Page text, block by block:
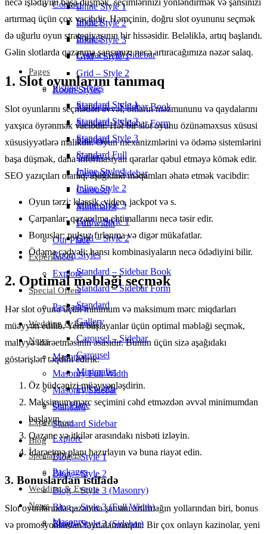
Inline Style 1
Inline Style 2
Inline Style 3
Grid – Style 1
Grid – Style 2
Room Styles
Standard – Sidebar Book
Standard – Sidebar Form
Standard
Gallery
Carousel – Sidebar
Carousel
Minimalist
Full width
Our Place
Experiences
Explore
Special Offers
Packages
Wedding & Events
News
Masonry
Masonry Full Width
Masonry Sidebar
Standard
Standard Sidebar
Blog
Blog – Style 1
Blog – Style 2
Blog – Style 3 (Masonry)
Blog – Style 3 (Full Width)
Blog – Style 3 (Sidebar)
Contact
Style 1
Style 2
Contact with Sidebar
Pages
Listing Styles
Standard Style 1
Standard Style 2
Standard Style 3
Standard Full
Inline Style 1
Inline Style 2
Inline Style 3
Grid – Style 1
Grid – Style 2
Room Styles
Standard – Sidebar Book
Standard – Sidebar Form
Standard
Gallery
Carousel – Sidebar
Carousel
Minimalist
Full width
Our Place
Experiences
Explore
Special Offers
Packages
Wedding & Events
News
Masonry
artırmaq üçün çox vacibdir. Həmçinin, doğru slot oyununu seçmək
də uğurlu oyun strategiyasının bir hissəsidir. Beləliklə, artıq başlandı.
Gəlin slotlarda qazanma şansımızı necə artıracağımıza nəzər salaq.
1. Slot oyunlarını tanımaq
Slot oyunlarını seçmədən əvvəl, onların məzmununu və qaydalarını
yaxşıca öyrənmək vacibdir. Hər bir slot oyunu özünəməxsus xüsusi
xüsusiyyətlərə malikdir. Oyun mexanizmlərini və ödəmə sistemlərini
başa düşmək, daha informasiyalı qərarlar qəbul etməyə kömək edir.
SEO yazıçıları olaraq, aşağıdakı məqamları əhatə etmək vacibdir:
Oyun tərzi: klassik, video, jackpot və s.
Çarpanlar: qazanılma ehtimallarını necə təsir edir.
Bonuslar: pulsuz fırlanma və digər mükafatlar.
Ödəmə cədvəli: hansı kombinasiyaların necə ödədiyini bilir.
2. Optimal məbləği seçmək
Hər slot oyunu üçün minimum və maksimum mərc miqdarları
müəyyən edilib. Yeni başlayanlar üçün optimal məbləği seçmək,
maliyyə idarəetməsinin əsasıdır. Bunun üçün sizə aşağıdakı
göstərişləri təqdim edirik:
Öz büdcənizi müəyyənləşdirin.
Maksimum mərc seçimini cəhd etməzdən əvvəl minimumdan
başlayın.
Qazanc və itkilər arasındakı nisbəti izləyin.
İdarəetmə planı hazırlayın və buna riayət edin.
3. Bonuslardan istifadə
Slot oyunlarında qazanma şansını artırmağın yollarından biri, bonus
və promosyonlardan faydalanmaqdır. Bir çox onlayn kazinolar, yeni